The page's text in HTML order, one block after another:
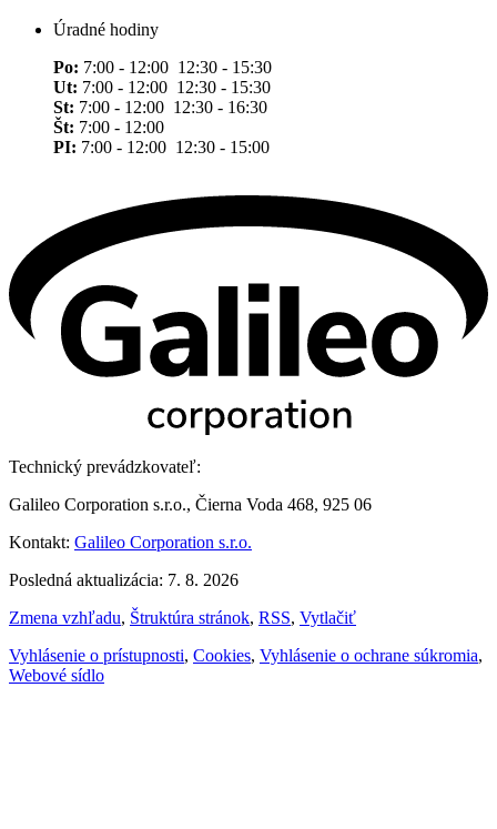
Úradné hodiny
Po: 7:00 - 12:00 12:30 - 15:30
Ut: 7:00 - 12:00 12:30 - 15:30
St: 7:00 - 12:00 12:30 - 16:30
Št: 7:00 - 12:00
PI: 7:00 - 12:00 12:30 - 15:00
Technický prevádzkovateľ:
Galileo Corporation s.r.o., Čierna Voda 468, 925 06
Kontakt: Galileo Corporation s.r.o.
Posledná aktualizácia: 7. 8. 2026
Zmena vzhľadu, Štruktúra stránok, RSS, Vytlačiť
Vyhlásenie o prístupnosti, Cookies, Vyhlásenie o ochrane súkromia,
Webové sídlo